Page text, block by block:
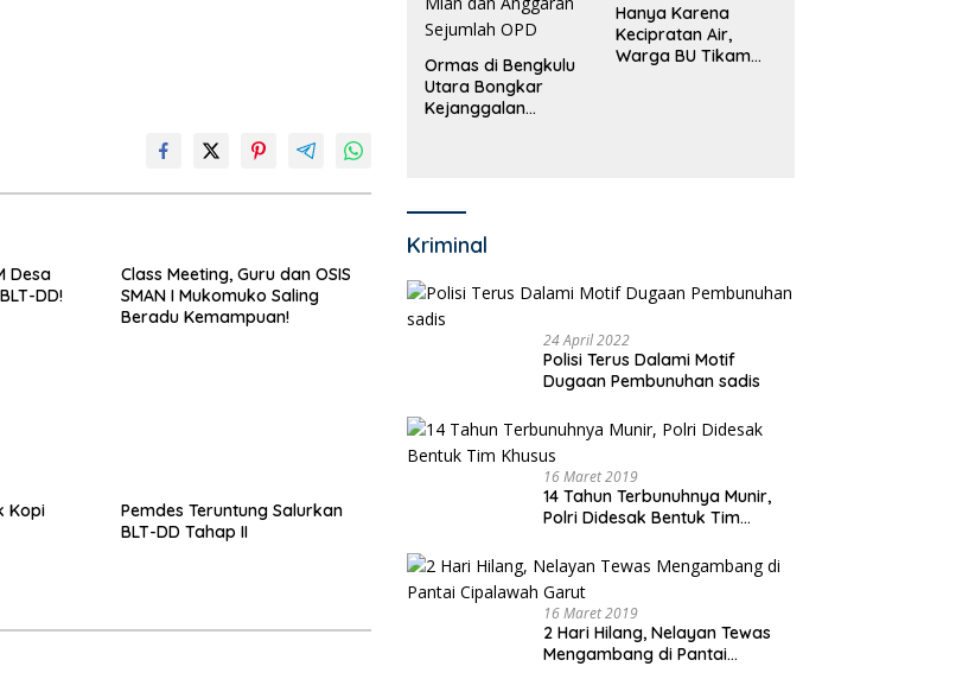
Desa
DD!
Class Meeting, Guru dan OSIS
SMAN I Mukomuko Saling
Beradu Kemampuan!
Kopi
Pemdes Teruntung Salurkan
BLT-DD Tahap II
Ormas di Bengkulu
Utara Bongkar
Kejanggalan
Hanya Karena
Kecipratan Air,
Warga BU Tikam
Kriminal
24 April 2022
Polisi Terus Dalami Motif
Dugaan Pembunuhan sadis
16 Maret 2019
14 Tahun Terbunuhnya Munir,
Polri Didesak Bentuk Tim
16 Maret 2019
2 Hari Hilang, Nelayan Tewas
Mengambang di Pantai